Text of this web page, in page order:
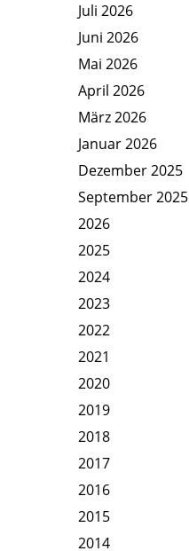
Juli 2026
Juni 2026
Mai 2026
April 2026
März 2026
Januar 2026
Dezember 2025
September 2025
2026
2025
2024
2023
2022
2021
2020
2019
2018
2017
2016
2015
2014